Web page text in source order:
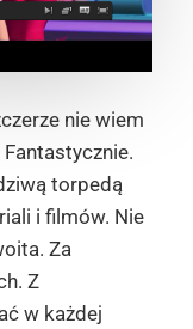
nie wiem
torpedą
i filmów. Nie
Za
Z
w każdej